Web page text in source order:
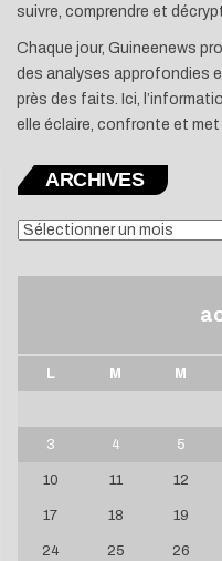
suivre, comprendre et
Chaque jour, Guineenews
des analyses approfondies
près des faits. Ici,
elle éclaire, confronte et
ARCHIVES
ARCHIVES
L M M
3 4 5
10 11 12
17 18 19
24 25 26